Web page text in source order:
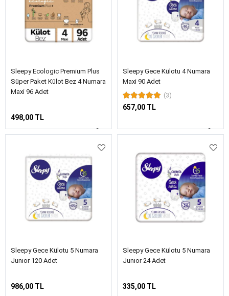
Sleepy Ecologic Premium Plus
Süper Paket Külot Bez 4 Numara
Maxi 96 Adet
498,00 TL
Sleepy Gece Külotu 4 Numara
Maxi 90 Adet
(3)
657,00 TL
Sleepy Gece Külotu 5 Numara
Junıor 120 Adet
986,00 TL
Sleepy Gece Külotu 5 Numara
Junıor 24 Adet
335,00 TL